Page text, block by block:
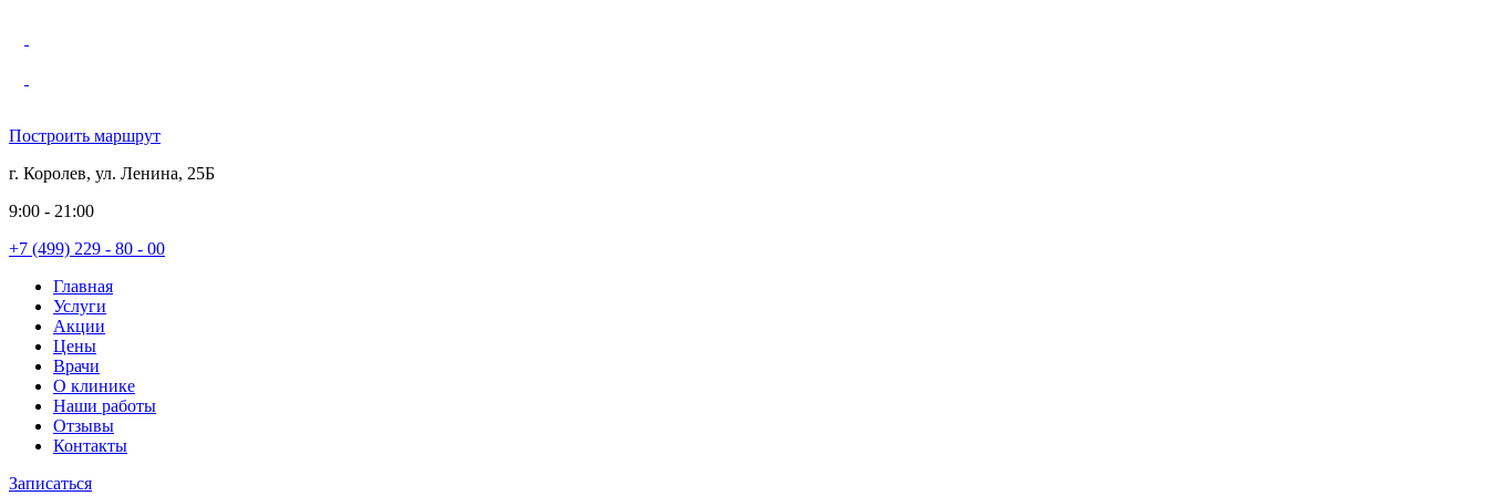
Построить маршрут
г. Королев, ул. Ленина, 25Б
9:00 - 21:00
+7 (499) 229 - 80 - 00
Главная
Услуги
Акции
Цены
Врачи
О клинике
Наши работы
Отзывы
Контакты
Записаться